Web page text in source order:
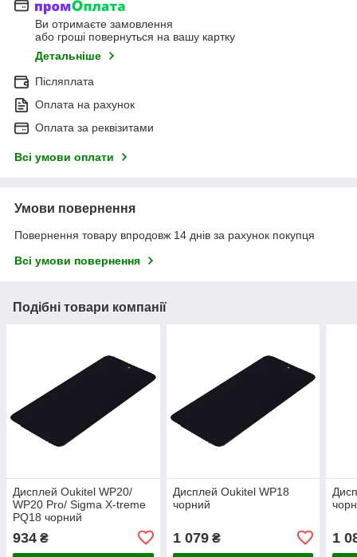
Ви отримаєте замовлення
або гроші повернуться на вашу картку
Детальніше
Післяплата
Оплата на рахунок
Оплата за реквізитами
Всі умови оплати
Умови повернення
Повернення товару впродовж 14 днів за рахунок покупця
Всі умови повернення
Подібні товари компанії
Дисплей Oukitel WP20/
WP20 Pro/ Sigma X-treme
PQ18 чорний
934 ₴
Дисплей Oukitel WP18
чорний
1 079₴ 1